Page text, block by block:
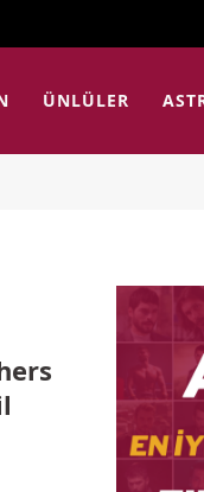
ÜNLÜLER